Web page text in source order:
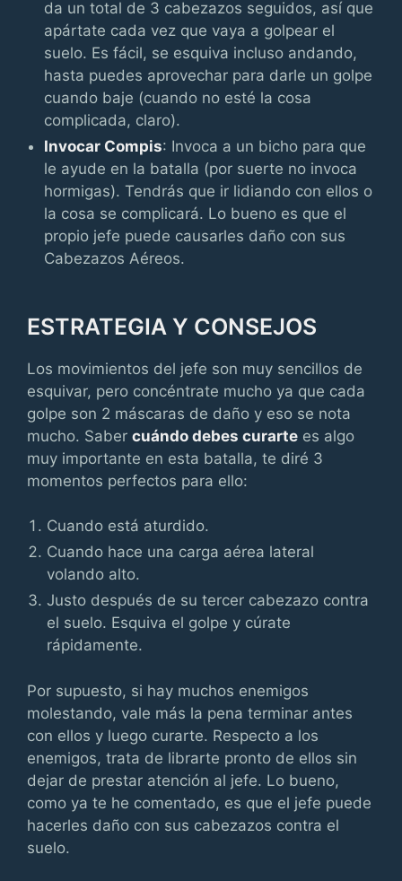
da un total de 3 cabezazos seguidos, así que
apártate cada vez que vaya a golpear el
suelo. Es fácil, se esquiva incluso andando,
hasta puedes aprovechar para darle un golpe
cuando baje (cuando no esté la cosa
complicada, claro).
Invocar Compis: Invoca a un bicho para que
le ayude en la batalla (por suerte no invoca
hormigas). Tendrás que ir lidiando con ellos o
la cosa se complicará. Lo bueno es que el
propio jefe puede causarles daño con sus
Cabezazos Aéreos.
ESTRATEGIA Y CONSEJOS
Los movimientos del jefe son muy sencillos de
esquivar, pero concéntrate mucho ya que cada
golpe son 2 máscaras de daño y eso se nota
mucho. Saber cuándo debes curarte es algo
muy importante en esta batalla, te diré 3
momentos perfectos para ello:
Cuando está aturdido.
Cuando hace una carga aérea lateral
volando alto.
Justo después de su tercer cabezazo contra
el suelo. Esquiva el golpe y cúrate
rápidamente.
Por supuesto, si hay muchos enemigos
molestando, vale más la pena terminar antes
con ellos y luego curarte. Respecto a los
enemigos, trata de librarte pronto de ellos sin
dejar de prestar atención al jefe. Lo bueno,
como ya te he comentado, es que el jefe puede
hacerles daño con sus cabezazos contra el
suelo.